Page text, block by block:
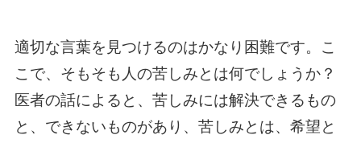
適切な言葉を見つけるのはかなり困難です。こ
こで、そもそも人の苦しみとは何でしょうか？
医者の話によると、苦しみには解決できるもの
と、できないものがあり、苦しみとは、希望と